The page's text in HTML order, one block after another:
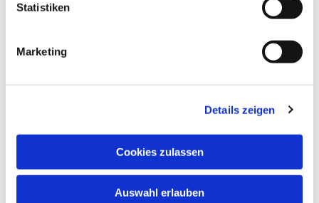
Statistiken
Marketing
Details zeigen
Cookies zulassen
Auswahl erlauben
Dies könnte Sie auch
interessieren